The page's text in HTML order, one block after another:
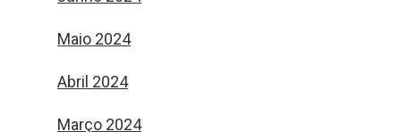
Maio 2024
Abril 2024
Março 2024